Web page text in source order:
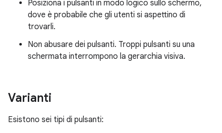
Posiziona i pulsanti in modo logico sullo schermo,
dove è probabile che gli utenti si aspettino di
trovarli.
Non abusare dei pulsanti. Troppi pulsanti su una
schermata interrompono la gerarchia visiva.
Varianti
Esistono sei tipi di pulsanti: